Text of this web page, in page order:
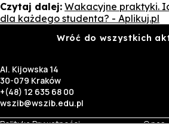
Czytaj dalej: Wakacyjne praktyki.
dla każdego studenta? - Aplikuj.pl
Wróć do wszystkich
Al. Kijowska 14
30-079 Kraków
+(48) 12 635 68 00
wszib@wszib.edu.pl
Polityka Prywatności
O nas